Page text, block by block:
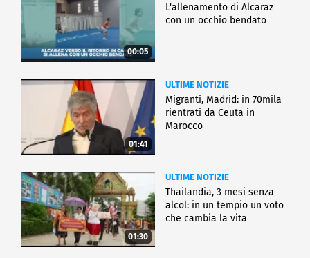
00:05
L'allenamento di Alcaraz
con un occhio bendato
01:41
ULTIME NOTIZIE
Migranti, Madrid: in 70mila
rientrati da Ceuta in
Marocco
01:30
ULTIME NOTIZIE
Thailandia, 3 mesi senza
alcol: in un tempio un voto
che cambia la vita